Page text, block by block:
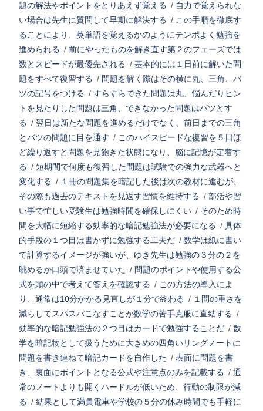
題の解法やポイントをとりあえず覚える / 自力で覚えられな
い場合は先生に質問して早期に解決する / この手順を徹底す
ることにより、英単語を覚えるかのようにテンポよく勉強を
進められる / 前にやったものを解き直す第２のフェーズでは
数とスピードが最優先される / 基本的には１日前に解いた問
題をすべて復習する / 問題を解く際はその横に丸、三角、バ
ツの記号をつける / すらすらできた問題は丸、悩んだりヒン
トを見たりした問題は三角、できなかった問題はバツとす
る / 翌日は新たな問題を進めるだけでなく、前日までの三角
とバツの問題に目を通す / このハイスピードな復習を５日ほ
ど繰り返すと問題を見飽きた状態になり、脳に記憶が定着す
る / 短期間で何度も復習した問題は試験での強力な武器へと
変化する / １冊の問題集を暗記した後は次の教材に進むが、
その際も過去のテキストを見返す習慣を維持する / 部活や習
い事で忙しい受験生は勉強時間を確保しにくい / そのため時
間を大幅に短縮する効率的な暗記勉強法が必要になる / 具体
的手段の１つ目は書かずに勉強する工夫だ / 数学は紙に書い
て計算するイメージが強いが、ゆき先生は勉強の３分の２を
眺めるか口頭で済ませていた / 問題のポイントや使用する公
式を頭の中で考えて答えを確認する / この方法の導入によ
り、通常は10分かかる見直しが１分で終わる / １問の重さを
減らしてスパスパこなすことが数学の苦手克服に直結する /
効率的な暗記勉強法の２つ目はカードで勉強することだ / 数
学を暗記物として扱うために大きめの四角いリングノートに
問題を書き連ねて暗記カードを自作した / 表面に問題を書
き、裏面にポイントとなる公式や注意点のみを記載する / 通
常のノートよりも開くハードルが低いため、行動の制限が減
る / 結果として満員電車や学校の５分の休み時間でも手軽に